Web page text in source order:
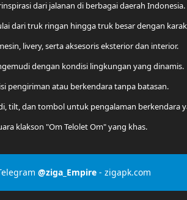
dari jalanan di berbagai daerah Indonesia.
dari truk ringan hingga truk besar dengan
livery, serta aksesoris eksterior dan interior.
dengan kondisi lingkungan yang dinamis.
pengiriman atau berkendara tanpa batasan.
tilt, dan tombol untuk pengalaman berkendara
klakson "Om Telolet Om" yang khas.
@ziga_Empire - zigapk.com